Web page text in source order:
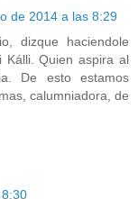
de 2014 a las 8:29
dizque haciendole
Kálli. Quien aspira al
De esto estamos
calumniadora, de